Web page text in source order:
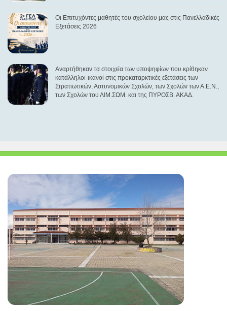
Οι Επιτυχόντες μαθητές του σχολείου μας στις Πανελλαδικές
Εξετάσεις 2026
Αναρτήθηκαν τα στοιχεία των υποψηφίων που κρίθηκαν
κατάλληλοι-ικανοί στις προκαταρκτικές εξετάσεις των
Στρατιωτικών, Αστυνομικών Σχολών, των Σχολών των Α.E.N.,
των Σχολών του ΛΙΜ.ΣΩΜ. και της ΠΥΡΟΣΒ. ΑΚΑΔ.